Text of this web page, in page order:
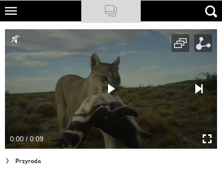
Skip
main
content
NATIONAL GEOGRAPHIC
TRAVELER
PODCASTY
Sklep
Newsletter
Cuda Polski
Wielki Konkurs Fotograficzny
0:00 / 0:09
Przyroda